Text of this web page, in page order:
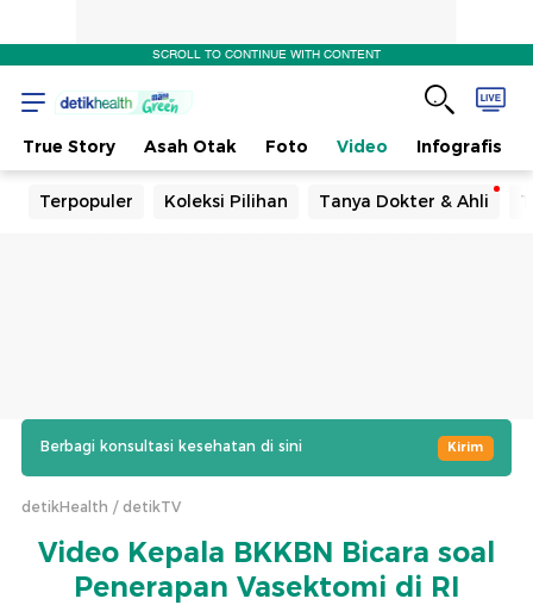
SCROLL TO CONTINUE WITH CONTENT
True Story Asah Otak Foto Video Infografis
Terpopuler Koleksi Pilihan Tanya Dokter & Ahli
Berbagi konsultasi kesehatan di sini Kirim
detikHealth detikTV
Video Kepala BKKBN Bicara soal
Penerapan Vasektomi di RI